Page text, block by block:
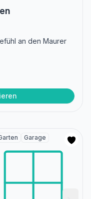
an den Maurer
Garage